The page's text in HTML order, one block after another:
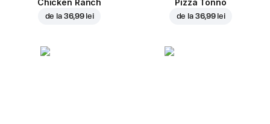
Chicken Ranch
de la 36,99 lei
Pizza Tonno
de la 36,99 lei